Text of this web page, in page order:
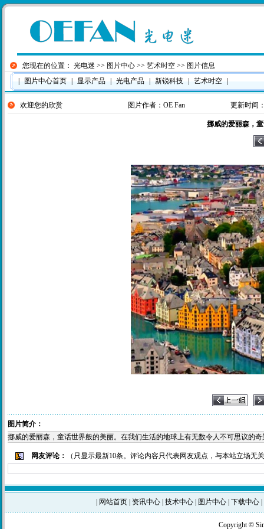
您现在的位置： 光电迷 >> 图片中心 >> 艺术时空 >> 图片信息
图片中心首页 显示产品 光电产品 新锐科技 艺术时空
欢迎您的欣赏 图片作者： OE Fan 更新时间
挪威的爱丽森，
图片简介：
挪威的爱丽森，童话世界般的美丽。在我们生活的地球上有无数令人不可思议的
网友评论： （只显示最新10条。评论内容只代表网友观点，与本站立场无
网站首页 资讯中心 技术中心 图片中心 下载中心
Copyright ©